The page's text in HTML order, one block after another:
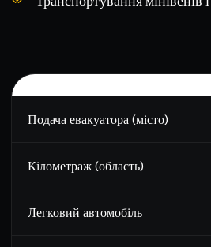
Подача евакуатора (місто)
Кілометраж (область)
Легковий автомобіль